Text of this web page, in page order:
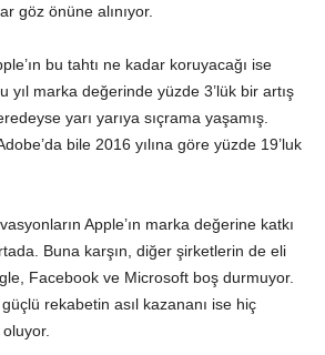
göz önüne alınıyor.
bu tahtı ne kadar koruyacağı ise
yıl marka değerinde yüzde 3’lük bir artış
yarı yarıya sıçrama yaşamış.
bile 2016 yılına göre yüzde 19’luk
Apple’ın marka değerine katkı
Buna karşın, diğer şirketlerin de eli
Facebook ve Microsoft boş durmuyor.
rekabetin asıl kazananı ise hiç